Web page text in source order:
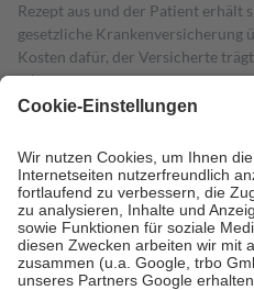
Rezept aus und der Patient erhält
gesetzliche Krankenversicherung
Kosten dafür, der Versicherte
mit.
Grundsätzlich leisten Mitglieder
höchstens zehn Euro.
Es sind
Kosten der Leistung zu entrichten.
Diese Regeln gelten
Bei Heilmitteln und häuslicher
Zuzahlung zehn Prozent der
Verordnung.